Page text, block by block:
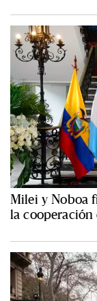
Milei y Noboa
la